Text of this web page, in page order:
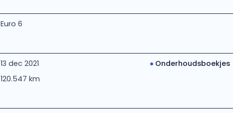
Euro 6
13 dec 2021 Onderhoudsboekjes
120.547 km